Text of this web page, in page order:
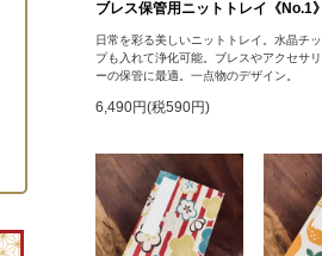
ブレス保管用ニットトレイ《No.1》
日常を彩る美しいニットトレイ。水晶チッ
プも入れて浄化可能。ブレスやアクセサリ
ーの保管に最適。一点物のデザイン。
6,490円(税590円)